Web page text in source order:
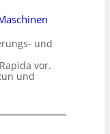
und
vor.
und